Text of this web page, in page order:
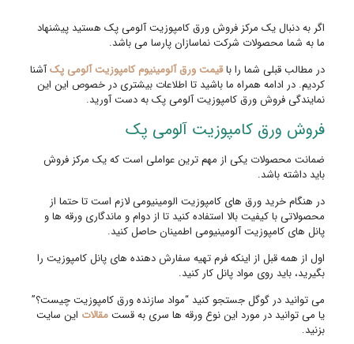
اگر به دنبال یک مرکز فروش ورق کامپوزیت آلومی پک هستید پیشنهاد
ما به شما محصولات شرکت نماسازان پارسا می باشد.
در مطالب قبلی شما را باقیمت ورق آلومینیوم کامپوزیت آلومی پکآشنا
کردیم. در ادامه همراه ما باشید تا اطلاعات بیشتری در خصوص این این
نمایندگی فروش ورق کامپوزیت آلومی پک به دست آورید.
فروش ورق کامپوزیت آلومی پک
ضمانت محصولات یکی از مهم ترین عواملی است که یک مرکز فروش
باید داشته باشد.
در هنگام خرید ورق های کامپوزیت الومینیومی لازم است تا حتما از
محصولاتی با کیفیت بالا استفاده کنید تا از دوام و ماندگاری ورقه ها و
پانل های کامپوزیت آلومینیومی اطمینان حاصل کنید.
اول از همه قبل از اینکه فرم تهیه سفارش دهنده های پانل کامپوزیت را
بگیرید، باید روی مواد پانل کار کنید.
می توانید در گوگل جستجو کنید “مواد سازنده ورق کامپوزیت چیست؟”
یا می توانید در مورد این نوع ورقه ها سری به قستمقالات این سایت
بزنید.